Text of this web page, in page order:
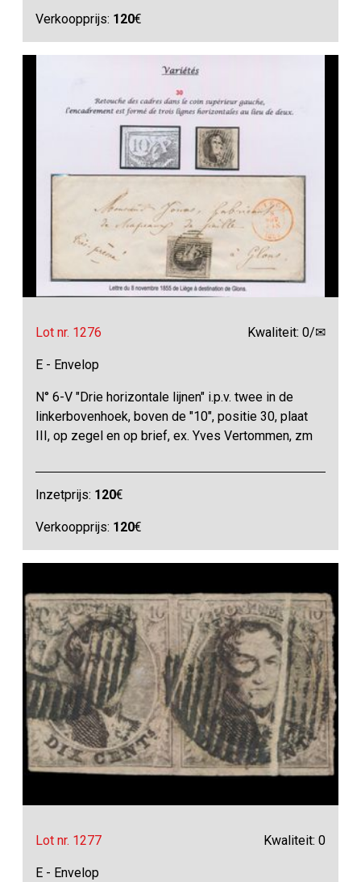
Verkoopprijs: 120€
Lot nr. 1276 Kwaliteit: 0/✉
E - Envelop
N° 6-V "Drie horizontale lijnen" i.p.v. twee in de
linkerbovenhoek, boven de "10", positie 30, plaat
III, op zegel en op brief, ex. Yves Vertommen, zm
Inzetprijs: 120€
Verkoopprijs: 120€
Lot nr. 1277 Kwaliteit: 0
E - Envelop